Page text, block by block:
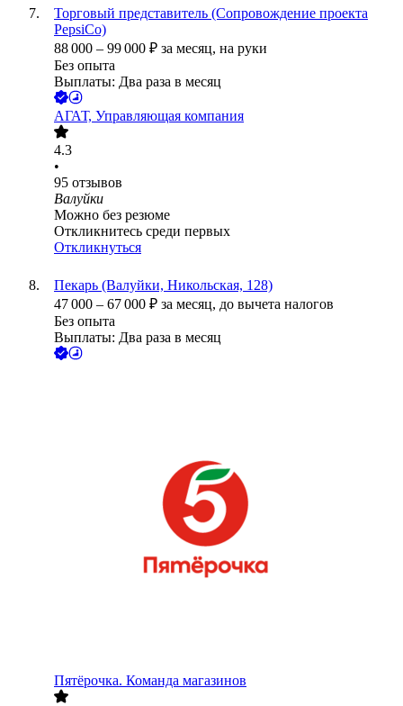
Торговый представитель (Сопровождение проекта
PepsiCo)
88 000 – 99 000 ₽ за месяц, на руки
Без опыта
Выплаты: Два раза в месяц
АГАТ, Управляющая компания
4.3
•
95 отзывов
Валуйки
Можно без резюме
Откликнитесь среди первых
Откликнуться
Пекарь (Валуйки, Никольская, 128)
47 000 – 67 000 ₽ за месяц, до вычета налогов
Без опыта
Выплаты: Два раза в месяц
Пятёрочка. Команда магазинов